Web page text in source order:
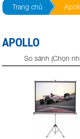
Trang chủ
APOLLO
So sánh (Chọn